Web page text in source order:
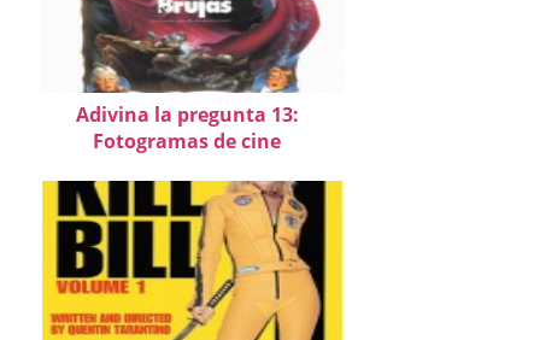
Adivina la pregunta 13:
Fotogramas de cine